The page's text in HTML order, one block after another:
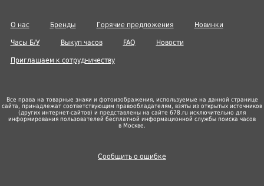
О нас Бренды Горячие предложения Новинки
Часы Б/У Выкуп часов FAQ Новости
Приглашаем к сотрудничеству
Все права на товарные знаки и фотоизображения, используемые на данной странице
сайта, принадлежат соответствующим правообладателям, взяты из открытых источников
(других интернет-сайтов) и представлены на сайте 678.ru исключительно для
информирования пользователей бесплатной информационной службы поиска часов
в Москве.
Сообщить о ошибке